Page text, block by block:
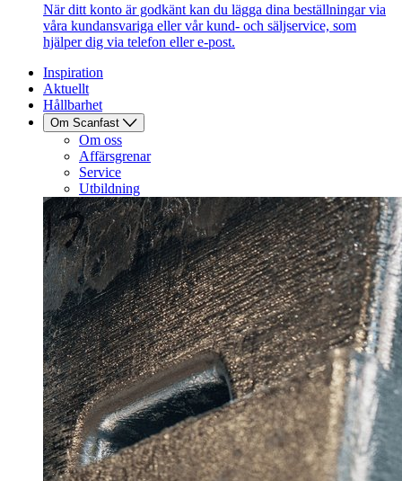
När ditt konto är godkänt kan du lägga dina beställningar via
våra kundansvariga eller vår kund- och säljservice, som
hjälper dig via telefon eller e-post.
Inspiration
Aktuellt
Hållbarhet
Om Scanfast
Om oss
Affärsgrenar
Service
Utbildning